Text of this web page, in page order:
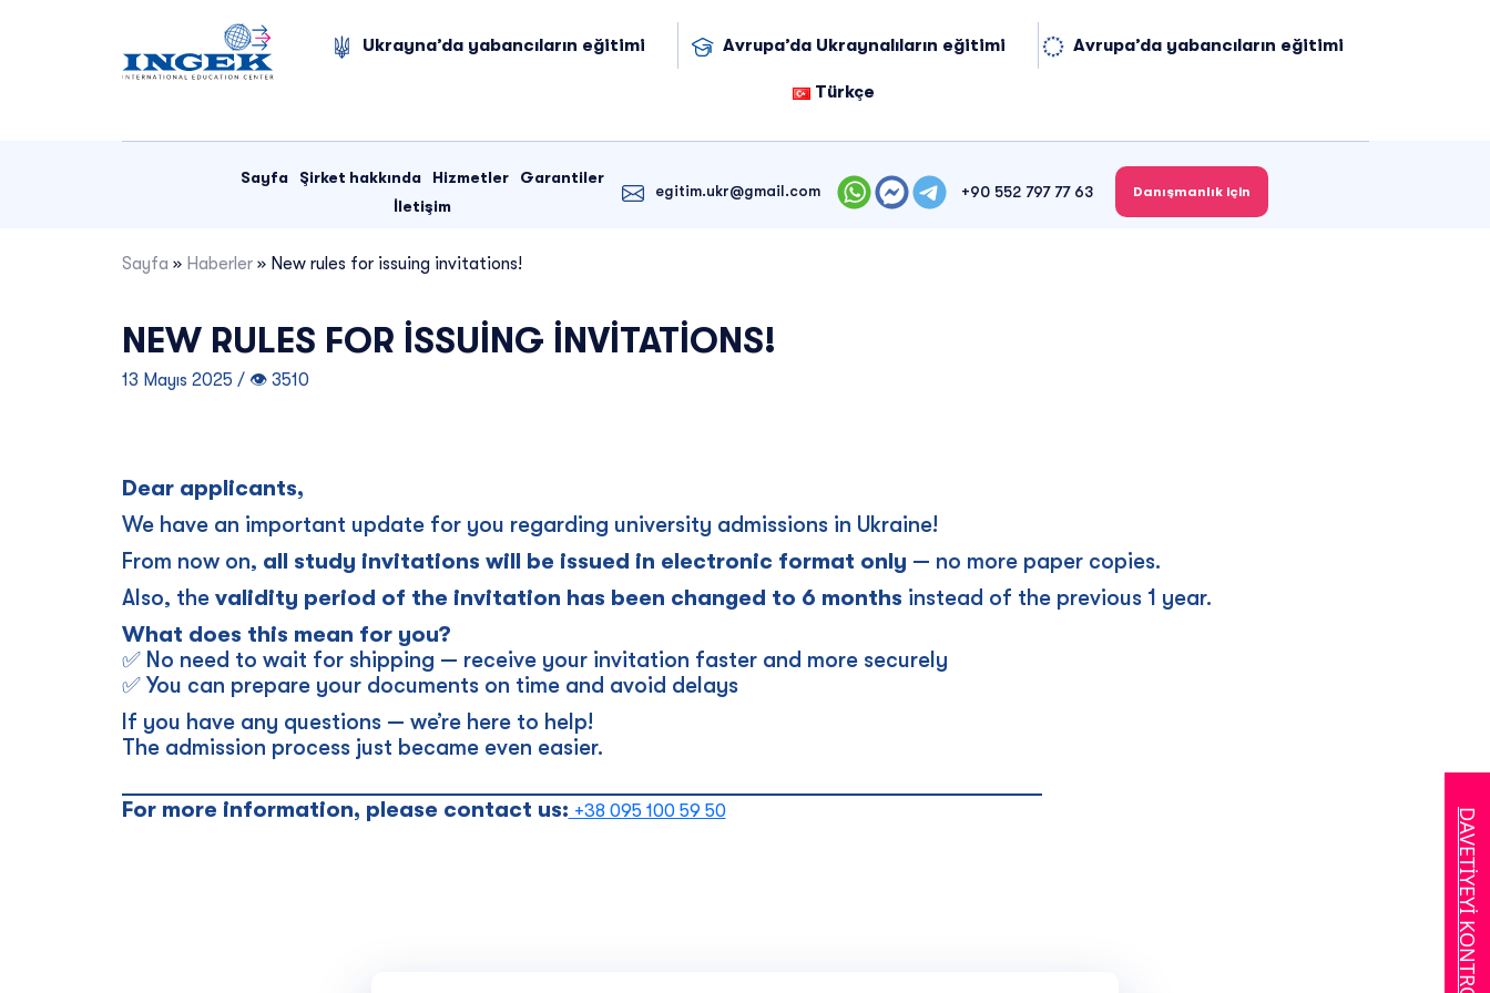
Ukrayna’da yabancıların eğitimi Avrupa’da Ukraynalıların eğitimi Avrupa’da yabancıların eğitimi
Türkçe
Sayfa Şirket hakkında Hizmetler
Garantiler
İletişim
egitim.ukr@gmail.com +90 552 797 77 63 Danışmanlık için
Sayfa » Haberler » New rules for issuing invitations!
NEW RULES FOR ISSUING INVITATIONS!
13 Mayıs 2025 / 👁 3510
Dear applicants,
We have an important update for you regarding university admissions in Ukraine!
From now on, all study invitations will be issued in electronic format only — no more paper copies.
Also, the validity period of the invitation has been changed to 6 months instead of the previous 1 year.
What does this mean for you?
✅ No need to wait for shipping — receive your invitation faster and more securely
✅ You can prepare your documents on time and avoid delays
If you have any questions — we’re here to help!
The admission process just became even easier.
For more information, please contact us: +38 095 100 59 50 DAVETİYEYİ KONTROL ET